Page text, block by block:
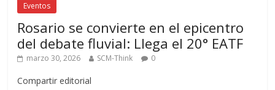
Eventos
Rosario se convierte en el epicentro
del debate fluvial: Llega el 20° EATF
marzo 30, 2026 SCM-Think 0
Compartir editorial